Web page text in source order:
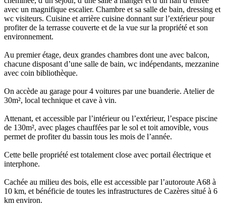
avec un magnifique escalier. Chambre et sa salle de bain, dressing et
wc visiteurs. Cuisine et arrière cuisine donnant sur l’extérieur pour
profiter de la terrasse couverte et de la vue sur la propriété et son
environnement.
Au premier étage, deux grandes chambres dont une avec balcon,
chacune disposant d’une salle de bain, wc indépendants, mezzanine
avec coin bibliothèque.
On accède au garage pour 4 voitures par une buanderie. Atelier de
30m², local technique et cave à vin.
Attenant, et accessible par l’intérieur ou l’extérieur, l’espace piscine
de 130m², avec plages chauffées par le sol et toit amovible, vous
permet de profiter du bassin tous les mois de l’année.
Cette belle propriété est totalement close avec portail électrique et
interphone.
Cachée au milieu des bois, elle est accessible par l’autoroute A68 à
10 km, et bénéficie de toutes les infrastructures de Cazères situé à 6
km environ.